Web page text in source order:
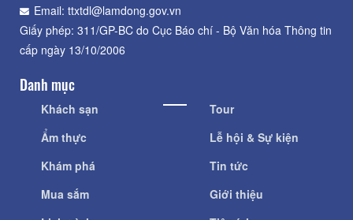
Email: ttxtdl@lamdong.gov.vn
Giấy phép: 311/GP-BC do Cục Báo chí - Bộ Văn hóa Thông tin
cấp ngày 13/10/2006
Danh mục
Khách sạn
Ẩm thực
Khám phá
Mua sắm
Tour
Lễ hội & Sự kiện
Tin tức
Giới thiệu